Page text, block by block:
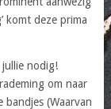
komt deze prima
nodig!
om naar
(Waarvan